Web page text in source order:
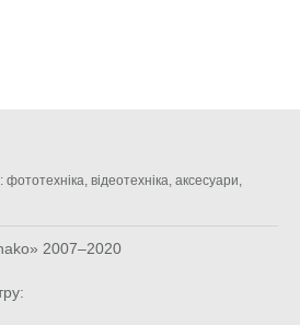
відеотехніка, аксесуари,
2007–2020